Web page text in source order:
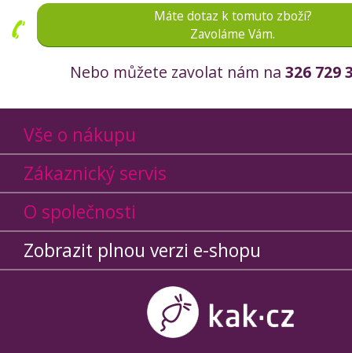
Máte dotaz k tomuto zboží?
Zavoláme Vám.
Nebo můžete zavolat nám na 326 729
Vše o nákupu
Zákaznický servis
O společnosti
Zobrazit plnou verzi e-shopu